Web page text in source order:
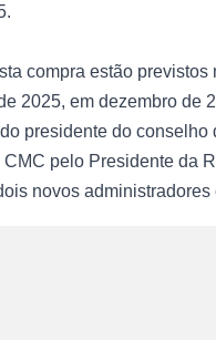
compra estão previstos
2025, em dezembro de
presidente do conselho
pelo Presidente da
novos administradores